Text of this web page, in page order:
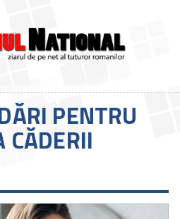
PENTRU
CĂDERII